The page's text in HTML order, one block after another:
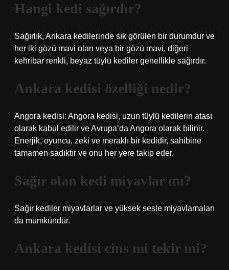
Hangi kedi sağırdır?
Sağırlık, Ankara kedilerinde sık görülen bir durumdur ve
her iki gözü mavi olan veya bir gözü mavi, diğeri
kehribar renkli, beyaz tüylü kediler genellikle sağırdır.
Ankara kedisi özelliği nedir?
Angora kedisi: Angora kedisi, uzun tüylü kedilerin atası
olarak kabul edilir ve Avrupa’da Angora olarak bilinir.
Enerjik, oyuncu, zeki ve meraklı bir kedidir, sahibine
tamamen sadıktır ve onu her yere takip eder.
Sağır olan kedi miyavlar mı?
Sağır kediler miyavlarlar ve yüksek sesle miyavlamaları
da mümkündür.
Ankara kedisi cins mi tekir mi?